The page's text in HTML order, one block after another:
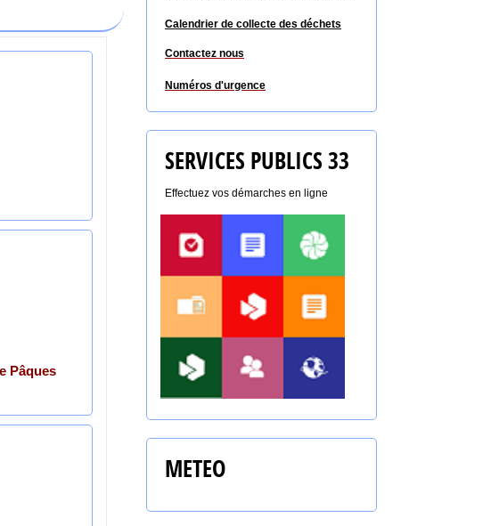
Pâques
Calendrier de collecte des déchets
Contactez nous
Numéros d'urgence
SERVICES PUBLICS 33
Effectuez vos démarches en ligne
METEO